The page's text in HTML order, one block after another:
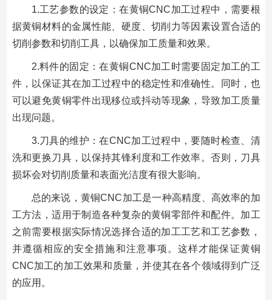
1.工艺参数的设定：在黄铜CNC加工过程中，需要根
据黄铜材料的金属性能、硬度、切削力等因素设置合适的
切削参数和切削工具，以确保加工质量和效果。
2.料件的固定：在黄铜CNC加工时需要固定加工的工
件，以保证其在加工过程中的稳定性和准确性。同时，也
可以避免黄铜零件出现移位或抖动等现象，导致加工质量
出现问题。
3.刀具的维护：在CNC加工过程中，要随时检查、清
洗和更换刀具，以保持其锋利度和工作效率。否则，刀具
损坏会对切削质量和表面光洁度有很大影响。
总的来说，黄铜CNC加工是一种高精度、高效率的加
工方法，适用于制造各种复杂的黄铜零部件和配件。加工
之前需要根据实际情况选择合适的加工工艺和工艺参数，
并遵循相应的安全措施和注意事项。这样才能保证黄铜
CNC加工的加工效果和质量，并使其在各个领域得到广泛
的应用。